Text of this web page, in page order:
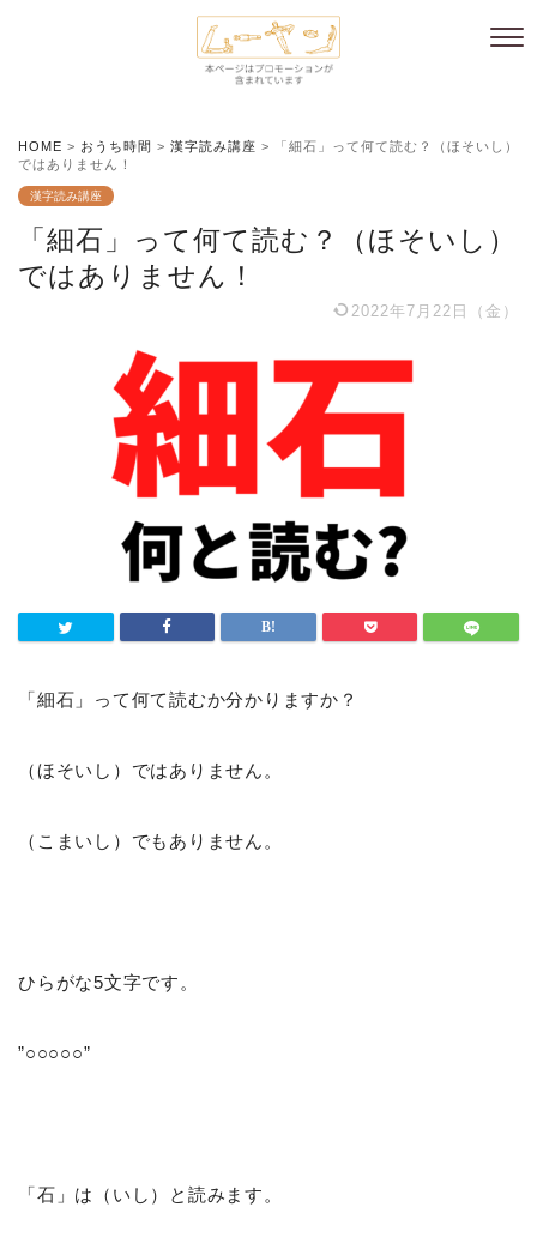
HOME > おうち時間 > 漢字読み講座 >
「細石」って何て読む？（ほそいし）
ではありません！
漢字読み講座
「細石」って何て読む？（ほそいし）
ではありません！
2022年7月22日（金）
「細石」って何て読むか分かりますか？
（ほそいし）ではありません。
（こまいし）でもありません。
ひらがな5文字です。
”○○○○○”
「石」は（いし）と読みます。